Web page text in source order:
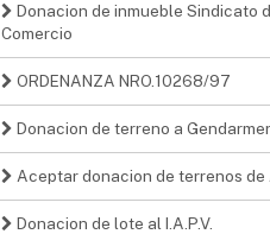
Donacion de inmueble Sindicato
Comercio
ORDENANZA NRO.10268/97
Donacion de terreno a
Aceptar donacion de terrenos de
Donacion de lote al I.A.P.V.